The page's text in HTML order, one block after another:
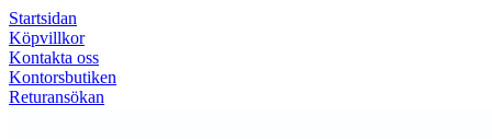
Startsidan
Köpvillkor
Kontakta oss
Kontorsbutiken
Returansökan